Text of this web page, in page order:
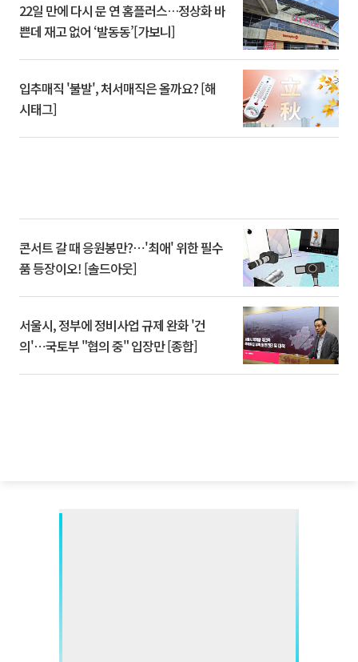
22일 만에 다시 문 연 홈플러스…정상화 바
쁜데 재고 없어 ‘발동동’[가보니]
입추매직 '불발', 처서매직은 올까요? [해
시태그]
콘서트 갈 때 응원봉만?⋯'최애' 위한 필수
품 등장이오! [솔드아웃]
서울시, 정부에 정비사업 규제 완화 '건
의'⋯국토부 "협의 중" 입장만 [종합]